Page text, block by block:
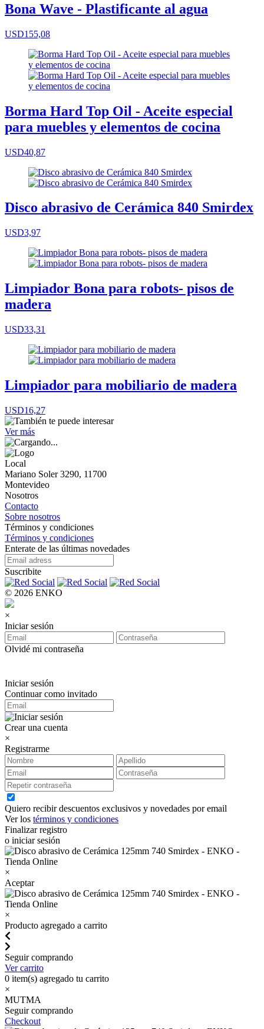
Bona Wave - Plastificante al agua
USD155,08
Borma Hard Top Oil - Aceite especial
para muebles y elementos de cocina
USD40,87
Disco abrasivo de Cerámica 840 Smirdex
USD3,97
Limpiador Bona para robots- pisos de
madera
USD33,31
Limpiador para mobiliario de madera
USD16,27
Ver más
Local
Mariano Soler 3290, 11700
Montevideo
Nosotros
Contacto
Sobre nosotros
Términos y condiciones
Términos y condiciones
Enterate de las últimas novedades
Suscribite
© 2026 ENKO
×
Iniciar sesión
Olvidé mi contraseña
Iniciar sesión
Continuar como invitado
Crear una cuenta
×
Registrarme
Quiero recibir descuentos exclusivos y novedades por email
Ver los términos y condiciones
Finalizar registro
o iniciar sesión
×
Aceptar
×
Producto agregado a carrito
Seguir comprando
Ver carrito
0 item(s) agregado tu carrito
×
MUTMA
Seguir comprando
Checkout